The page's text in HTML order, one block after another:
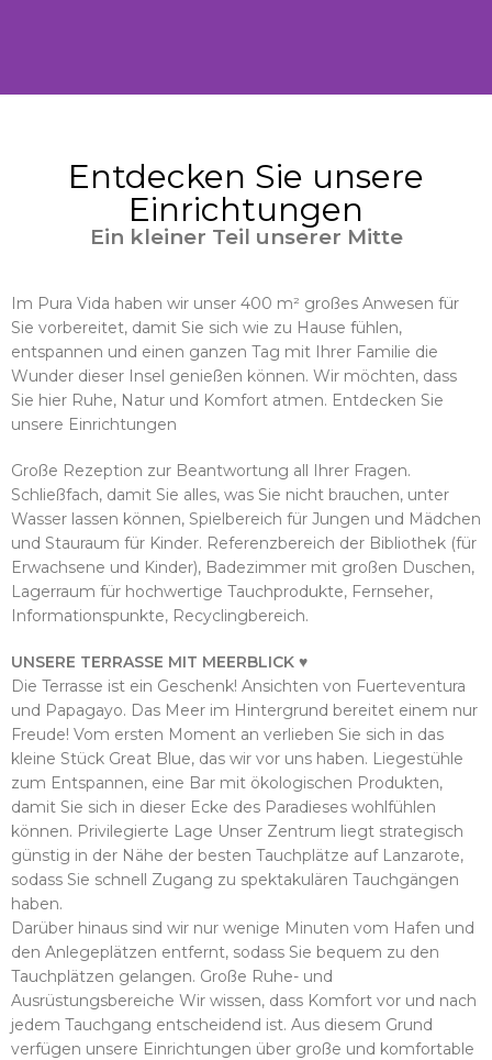
Pura Vida-
Einrichtungen
m² großes Anwesen für Sie
vorbereitet, damit Sie sich wie zu
Hause fühlen, entspannen und
einen ganzen Tag mit Ihrer Familie
die Wunder dieser Insel genießen
Natur und Komfort atmen.
Entdecken Sie unsere
Einrichtungen
Ein kleiner Teil unserer Mitte
Im Pura Vida haben wir unser 400 m² großes Anwesen für
Sie vorbereitet, damit Sie sich wie zu Hause fühlen,
entspannen und einen ganzen Tag mit Ihrer Familie die
Wunder dieser Insel genießen können. Wir möchten, dass
Sie hier Ruhe, Natur und Komfort atmen. Entdecken Sie
unsere Einrichtungen
Große Rezeption zur Beantwortung all Ihrer Fragen.
Schließfach, damit Sie alles, was Sie nicht brauchen, unter
Wasser lassen können, Spielbereich für Jungen und Mädchen
und Stauraum für Kinder. Referenzbereich der Bibliothek (für
Erwachsene und Kinder), Badezimmer mit großen Duschen,
Lagerraum für hochwertige Tauchprodukte, Fernseher,
Informationspunkte, Recyclingbereich.
UNSERE TERRASSE MIT MEERBLICK ♥
Die Terrasse ist ein Geschenk! Ansichten von Fuerteventura
und Papagayo. Das Meer im Hintergrund bereitet einem nur
Freude! Vom ersten Moment an verlieben Sie sich in das
kleine Stück Great Blue, das wir vor uns haben. Liegestühle
zum Entspannen, eine Bar mit ökologischen Produkten,
damit Sie sich in dieser Ecke des Paradieses wohlfühlen
können. Privilegierte Lage Unser Zentrum liegt strategisch
günstig in der Nähe der besten Tauchplätze auf Lanzarote,
sodass Sie schnell Zugang zu spektakulären Tauchgängen
haben.
Darüber hinaus sind wir nur wenige Minuten vom Hafen und
den Anlegeplätzen entfernt, sodass Sie bequem zu den
Tauchplätzen gelangen. Große Ruhe- und
Ausrüstungsbereiche Wir wissen, dass Komfort vor und nach
jedem Tauchgang entscheidend ist. Aus diesem Grund
verfügen unsere Einrichtungen über große und komfortable